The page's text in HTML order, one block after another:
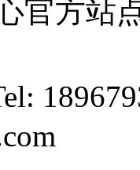
官方站